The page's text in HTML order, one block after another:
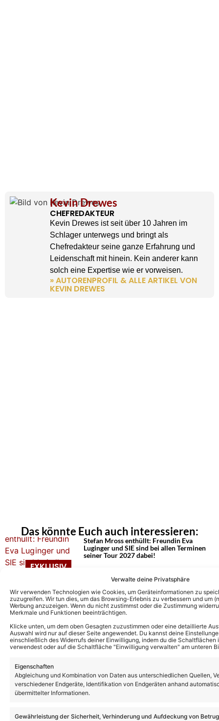
Verwalte deine Privatsphäre
Wir verwenden Technologien wie Cookies, um Geräteinformationen zu
zuzugreifen. Wir tun dies, um das Browsing-Erlebnis zu verbessern und um
Werbung anzuzeigen. Wenn du nicht zustimmst oder die Zustimmung
Merkmale und Funktionen beeinträchtigen.
Klicke unten, um dem oben Gesagten zuzustimmen oder eine detaillierte
Auswahl wird nur auf dieser Seite angewendet. Du kannst deine
einschließlich des Widerrufs deiner Einwilligung, indem du die
verwendest oder auf die Schaltfläche "Einwilligung verwalten" am unteren
Eigenschaften
Abgleichung und Kombination von Daten aus unterschiedlichen Quellen,
verschiedener Endgeräte, Identifikation von Endgeräten anhand
übermittelter Informationen.
Gewährleistung der Sicherheit, Verhinderung und Aufdeckung von
Kevin Drewes
CHEFREDAKTEUR
Kevin Drewes ist seit über 10 Jahren im
Schlager unterwegs und bringt als
Chefredakteur seine ganze Erfahrung und
Leidenschaft mit hinein. Kein anderer kann
solch eine Expertise wie er vorweisen.
» AUTORENPROFIL & ALLE ARTIKEL VON
KEVIN DREWES
Das könnte Euch auch interessieren:
Stefan Mross enthüllt: Freundin Eva
Luginger und SIE sind bei allen Terminen
seiner Tour 2027 dabei!
„Immer wieder sonntags“: SO spannend
war die Sommerhitparade noch nie – wer
wird Sommerhitkönig?
Troglauer: Nach Wacken rocken sie die
Wiesn – mit uns sprachen sie über die
„Immer wieder sonntags“ wieder mit
Quoten-Spitzenwert! Fast jeder Fünfte